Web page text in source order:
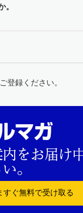
登録ください。
すぐ無料で受け取る